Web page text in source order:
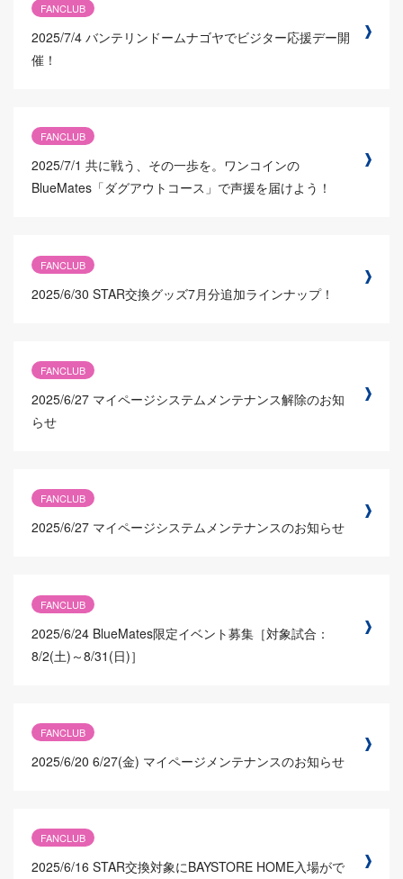
FANCLUB
2025/7/4 バンテリンドームナゴヤでビジター応援デー開
催！
FANCLUB
2025/7/1 共に戦う、その一歩を。ワンコインの
BlueMates「ダグアウトコース」で声援を届けよう！
FANCLUB
2025/6/30 STAR交換グッズ7月分追加ラインナップ！
FANCLUB
2025/6/27 マイページシステムメンテナンス解除のお知
らせ
FANCLUB
2025/6/27 マイページシステムメンテナンスのお知らせ
FANCLUB
2025/6/24 BlueMates限定イベント募集［対象試合：
8/2(土)～8/31(日)］
FANCLUB
2025/6/20 6/27(金) マイページメンテナンスのお知らせ
FANCLUB
2025/6/16 STAR交換対象にBAYSTORE HOME入場がで